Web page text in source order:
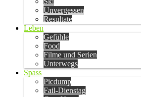
Unvergessen
Resultate
Leben
Gefühle
Food
Filme und Serien
Unterwegs
Spass
Picdump
Fail-Dienstag